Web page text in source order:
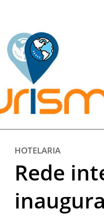
Pesquisar:
HOTELARIA
Rede